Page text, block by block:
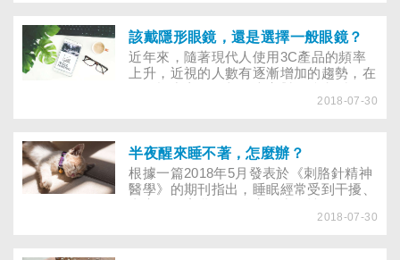
該戴隱形眼鏡，還是選擇一般眼鏡？
近年來，隨著現代人使用3C產品的頻率
上升，近視的人數有逐漸增加的趨勢，在
鏡都不陌生。許多愛美人士出門都會配戴
面，隱眼和眼鏡又各有哪些優缺點呢？
2018-07-30
半夜醒來睡不著，怎麼辦？
根據一篇2018年5月發表於《刺胳針精神
醫學》的期刊指出，睡眠經常受到干擾、
憂鬱和躁鬱症。可以一覺到天明真的是再
2018-07-30